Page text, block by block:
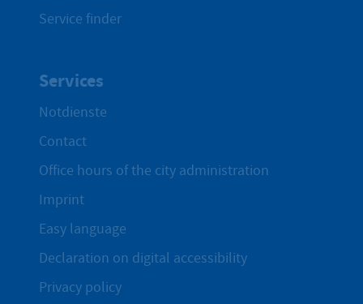
Service finder
Services
Notdienste
Contact
Office hours of the city administration
Imprint
Easy language
Declaration on digital accessibility
Privacy policy